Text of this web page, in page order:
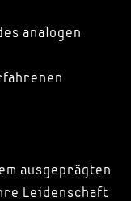
analogen
ausgeprägten
Leidenschaft